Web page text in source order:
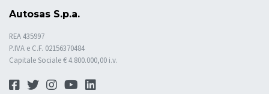
Autosas S.p.a.
REA 435997
P.IVA e C.F. 02156370484
Capitale Sociale € 4.800.000,00 i.v.